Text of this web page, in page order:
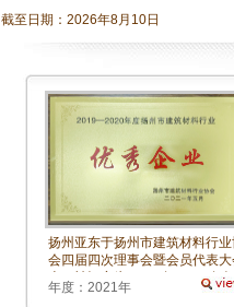
截至日期： 2026年8月10日
扬州亚东于扬州市建筑材料行
会四届四次理事会暨会员代表
上，被评定为“2019年-2020年
州市建筑材料行业优秀企业”
年度：2021年